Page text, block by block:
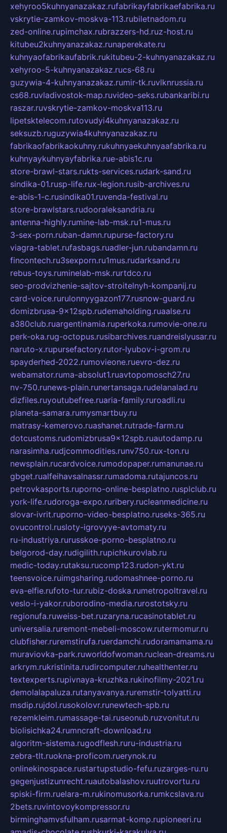
xehyroo5kuhnyanazakaz.rufabrikayfabrikaefabrika.ru
vskrytie-zamkov-moskva-113.rubiletnadom.ru
zed-online.rupimchax.rubrazzers-hd.ruz-host.ru
kitubeu2kuhnyanazakaz.runaperekate.ru
kuhnyaofabrikaufabrik.rukitubeu-2-kuhnyanazakaz.ru
xehyroo-5-kuhnyanazakaz.rucs-68.ru
guzywia-4-kuhnyanazakaz.rumir-tk.ruvlknrussia.ru
cs68.ruvladivostok-map.ruvideo-seks.rubankaribi.ru
raszar.ruvskrytie-zamkov-moskva113.ru
lipetsktelecom.rutovudyi4kuhnyanazakaz.ru
seksuzb.ruguzywia4kuhnyanazakaz.ru
fabrikaofabrikaokuhny.rukuhnyaekuhnyaafabrika.ru
kuhnyaykuhnyayfabrika.rue-abis1c.ru
store-brawl-stars.rukts-services.rudark-sand.ru
sindika-01.rusp-life.rux-legion.rusib-archives.ru
e-abis-1-c.rusindika01.ruvenda-festival.ru
store-brawlstars.rudooraleksandria.ru
antenna-highly.rumine-lab-msk.ru1-mus.ru
3-sex-porn.ruban-damn.rupurse-factory.ru
viagra-tablet.rufasbags.ruadler-jun.rubandamn.ru
fincontech.ru3sexporn.ru1mus.rudarksand.ru
rebus-toys.ruminelab-msk.rurtdco.ru
seo-prodvizhenie-sajtov-stroitelnyh-kompanij.ru
card-voice.rurulonnyygazon177.rusnow-guard.ru
domizbrusa-9x12spb.rudemaholding.ruaalse.ru
a380club.ruargentinamia.ruperkoka.rumovie-one.ru
perk-oka.rug-octopus.rusibarchives.ruandreislyusar.ru
naruto-x.rupursefactory.rutor-lyubov-i-grom.ru
spayderhed-2022.rumovieone.ruevro-dez.ru
webamator.ruma-absolut1.ruavtopomosch27.ru
nv-750.runews-plain.runertansaga.rudelanalad.ru
dizfiles.ruyoutubefree.ruaria-family.ruroadli.ru
planeta-samara.rumysmartbuy.ru
matrasy-kemerovo.ruashanet.rutrade-farm.ru
dotcustoms.rudomizbrusa9x12spb.ruautodamp.ru
narasimha.rudjcommodities.runv750.rux-ton.ru
newsplain.rucardvoice.rumodopaper.rumanunae.ru
gbget.rualfeihavsalnassr.rumadoma.rutajuncos.ru
petrovkasports.ruporno-online-besplatno.rusplclub.ru
york-life.rudoroga-expo.ruribery.rucleanmedicine.ru
slovar-ivrit.ruporno-video-besplatno.ruseks-365.ru
ovucontrol.rusloty-igrovyye-avtomaty.ru
ru-industriya.rurusskoe-porno-besplatno.ru
belgorod-day.rudigilith.rupichkurovlab.ru
medic-today.rutaksu.rucomp123.rudon-ykt.ru
teensvoice.ruimgsharing.rudomashnee-porno.ru
eva-elfie.rufoto-tur.rubiz-doska.rumetropoltravel.ru
veslo-i-yakor.ruborodino-media.rurostotsky.ru
regionufa.ruweiss-bet.ruzaryna.rucasinotablet.ru
universalia.ruremont-mebeli-moscow.rutermomur.ru
clubfisher.ruremstirufa.ruerdamchi.rudoramamama.ru
muraviovka-park.ruworldofwoman.ruclean-dreams.ru
arkrym.rukristinita.rudircomputer.ruhealthenter.ru
textexperts.rupivnaya-kruzhka.rukinofilmy-2021.ru
demolalapaluza.rutanyavanya.ruremstir-tolyatti.ru
msdip.rujdol.rusokolovr.runewtech-spb.ru
rezemkleim.rumassage-tai.ruseonub.ruzvonitut.ru
biolisichka24.rumncraft-download.ru
algoritm-sistema.rugodflesh.ruru-industria.ru
zebra-tlt.ruokna-proficom.ruerynok.ru
onlinekinospace.rustartupstudio-fefu.ruzarges-ru.ru
gegenjustizunrecht.ruautobalashov.ruutrovortu.ru
spiski-firm.ruelara-m.rukinomusorka.rumkcslava.ru
2bets.ruvintovoykompressor.ru
birminghamvsfulham.rusarmat-komp.rupioneeri.ru